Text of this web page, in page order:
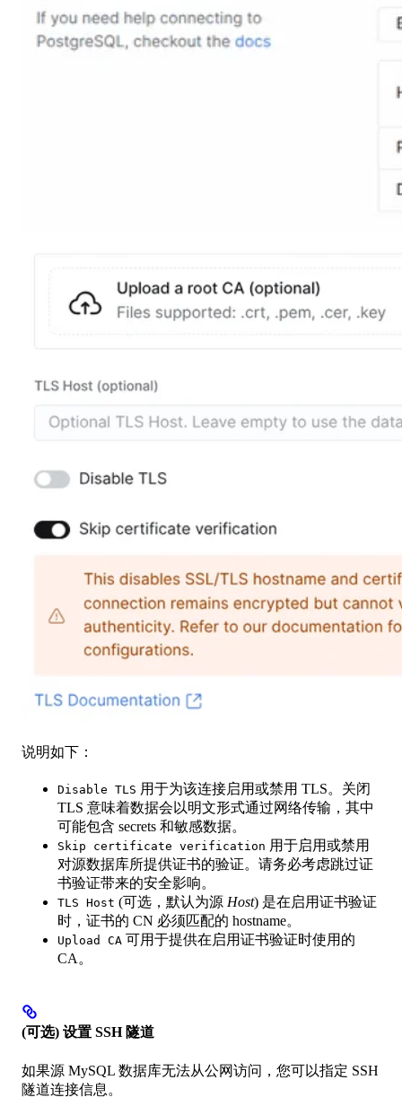
说明如下：
Disable TLS 用于为该连接启用或禁用 TLS。关闭
TLS 意味着数据会以明文形式通过网络传输，其中
可能包含 secrets 和敏感数据。
Skip certificate verification 用于启用或禁用
对源数据库所提供证书的验证。请务必考虑跳过证
书验证带来的安全影响。
TLS Host (可选，默认为源 Host) 是在启用证书验证
时，证书的 CN 必须匹配的 hostname。
Upload CA 可用于提供在启用证书验证时使用的
CA。
(可选) 设置 SSH 隧道
如果源 MySQL 数据库无法从公网访问，您可以指定 SSH
隧道连接信息。